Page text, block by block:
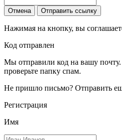
Отмена Отправить ссылку
Нажимая на кнопку, вы
Код отправлен
Мы отправили код на вашу
проверьте папку спам.
Не пришло письмо? Отправить
Регистрация
Имя